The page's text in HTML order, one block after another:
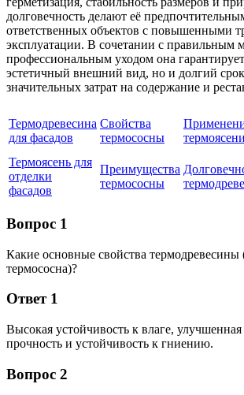
долговечность делают её
ответственных объектов с повышенными
эксплуатации. В сочетании с правильным
профессиональным уходом она
эстетичный внешний вид, но и долгий
значительных затрат на содержание и
Термодревесина
для фасадов
Свойства
термососны
термоясени
Термоясень для
отделки
фасадов
Преимущества
термососны
Вопрос 1
Какие основные свойства термодревесины
термососна)?
Ответ 1
Высокая устойчивость к влаге,
прочность и устойчивость к гниению.
Вопрос 2